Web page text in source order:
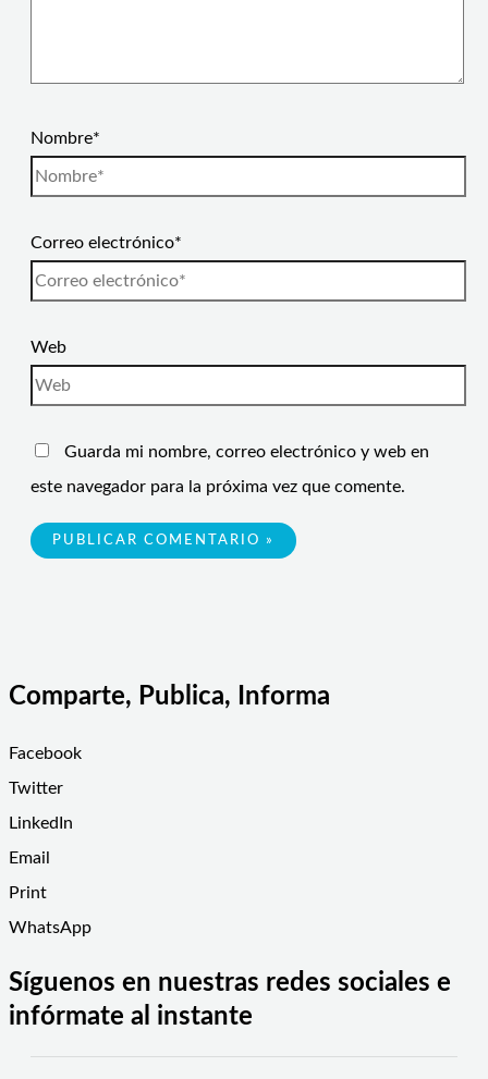
Nombre*
Correo electrónico*
Web
Guarda mi nombre, correo electrónico y web en
este navegador para la próxima vez que comente.
Comparte, Publica, Informa
Facebook
Twitter
LinkedIn
Email
Print
WhatsApp
Síguenos en nuestras redes sociales e
infórmate al instante